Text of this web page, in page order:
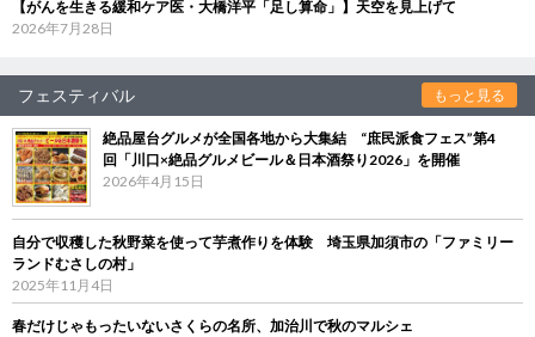
【がんを生きる緩和ケア医・大橋洋平「足し算命」】天空を見上げて
2026年7月28日
フェスティバル もっと見る
絶品屋台グルメが全国各地から大集結 “庶民派食フェス”第4
回「川口×絶品グルメビール＆日本酒祭り2026」を開催
2026年4月15日
自分で収穫した秋野菜を使って芋煮作りを体験 埼玉県加須市の「ファミリー
ランドむさしの村」
2025年11月4日
春だけじゃもったいないさくらの名所、加治川で秋のマルシェ